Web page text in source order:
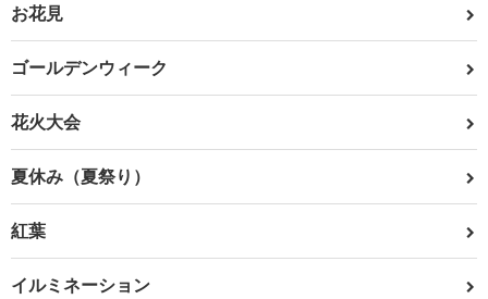
お花見
ゴールデンウィーク
花火大会
夏休み（夏祭り）
紅葉
イルミネーション